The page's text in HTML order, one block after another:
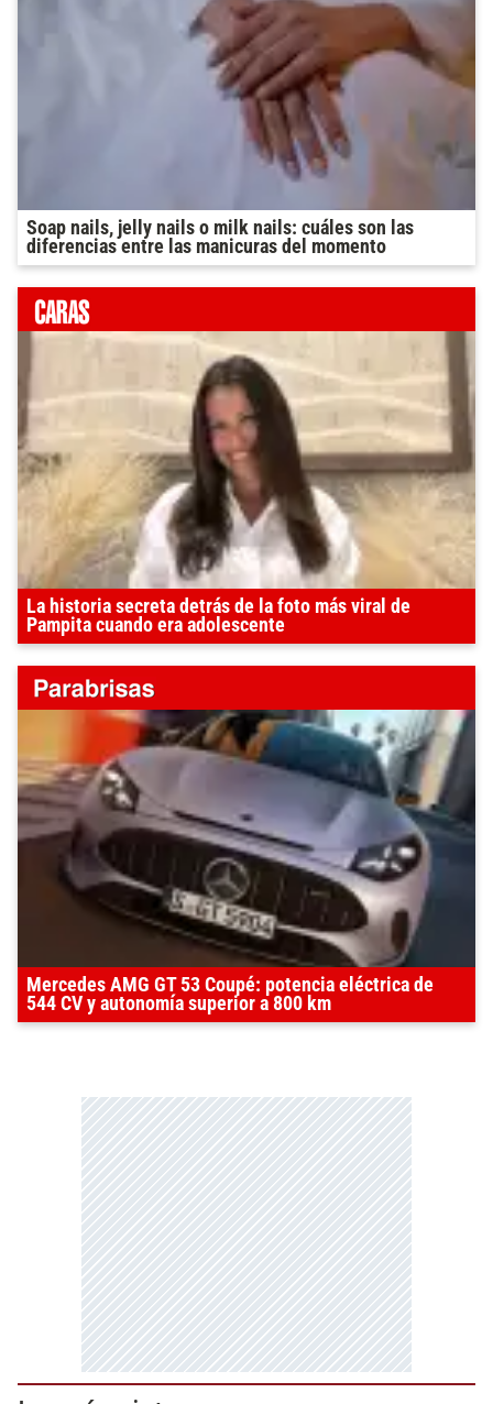
Soap nails, jelly nails o milk nails: cuáles son las
diferencias entre las manicuras del momento
La historia secreta detrás de la foto más viral de
Pampita cuando era adolescente
Mercedes AMG GT 53 Coupé: potencia eléctrica de
544 CV y autonomía superior a 800 km